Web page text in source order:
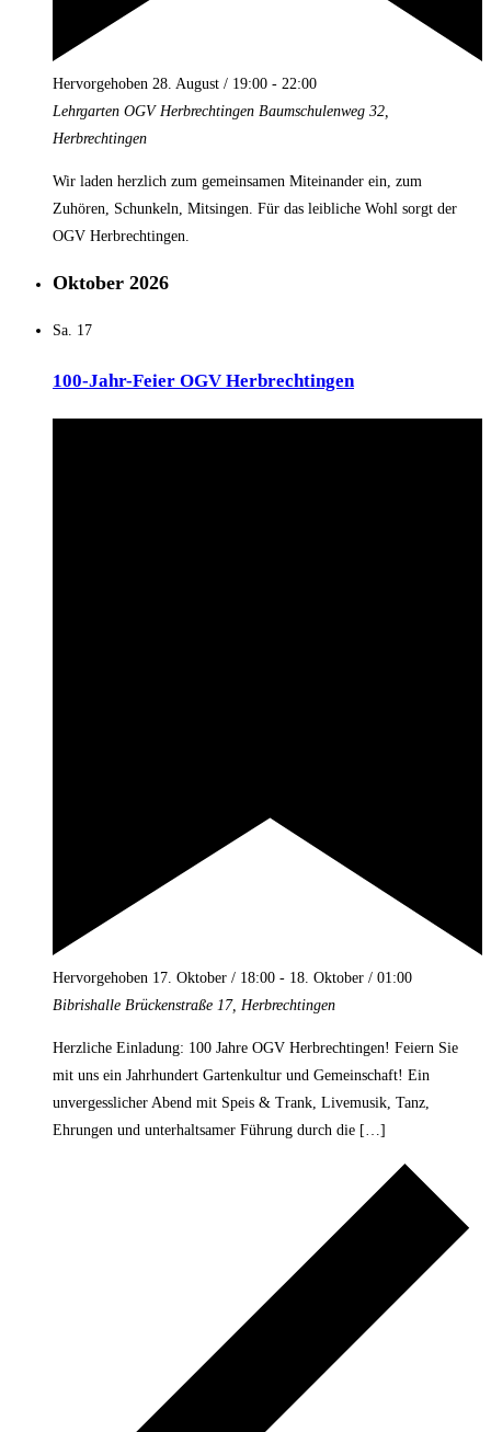
Hervorgehoben 28. August / 19:00 - 22:00
Lehrgarten OGV Herbrechtingen Baumschulenweg 32,
Herbrechtingen
Wir laden herzlich zum gemeinsamen Miteinander ein, zum
Zuhören, Schunkeln, Mitsingen. Für das leibliche Wohl sorgt der
OGV Herbrechtingen.
Oktober 2026
Sa. 17
100-Jahr-Feier OGV Herbrechtingen
Hervorgehoben 17. Oktober / 18:00 - 18. Oktober / 01:00
Bibrishalle Brückenstraße 17, Herbrechtingen
Herzliche Einladung: 100 Jahre OGV Herbrechtingen! Feiern Sie
mit uns ein Jahrhundert Gartenkultur und Gemeinschaft! Ein
unvergesslicher Abend mit Speis & Trank, Livemusik, Tanz,
Ehrungen und unterhaltsamer Führung durch die […]